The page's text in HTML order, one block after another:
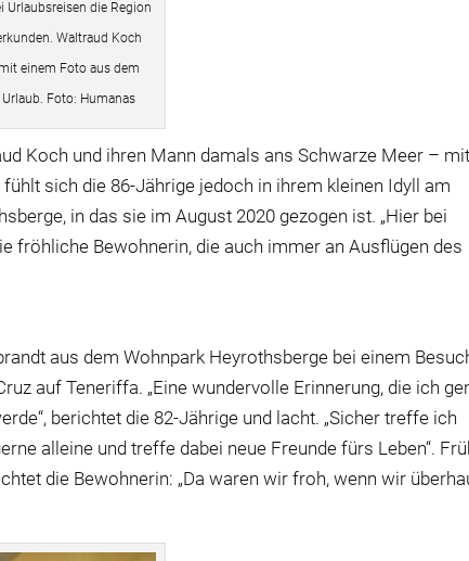
Urlaubsreisen die Region
Waltraud Koch
einem Foto aus dem
Urlaub. Foto: Humanas
Koch und ihren Mann damals ans Schwarze Meer – mit
sich die 86-Jährige jedoch in ihrem kleinen Idyll am
in das sie im August 2020 gezogen ist. „Hier bei
fröhliche Bewohnerin, die auch immer an Ausflügen des
aus dem Wohnpark Heyrothsberge bei einem
auf Teneriffa. „Eine wundervolle Erinnerung, die ich
berichtet die 82-Jährige und lacht. „Sicher treffe ich
alleine und treffe dabei neue Freunde fürs Leben“.
die Bewohnerin: „Da waren wir froh, wenn wir